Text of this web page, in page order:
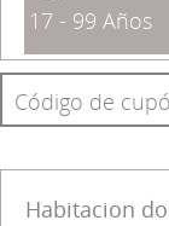
17 - 99 Años
Código de
Habitacion